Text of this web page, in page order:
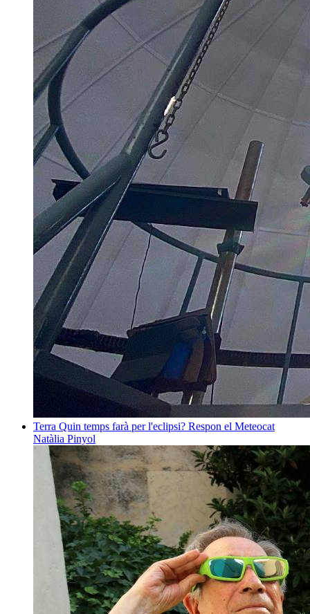
Terra Quin temps farà per l'eclipsi? Respon el Meteocat
Natàlia Pinyol